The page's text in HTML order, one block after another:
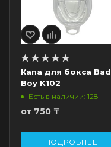
Капа для бокса Bad
Boy K102
Есть в наличии: 128
от 750 ₸
ПОДРОБНЕЕ